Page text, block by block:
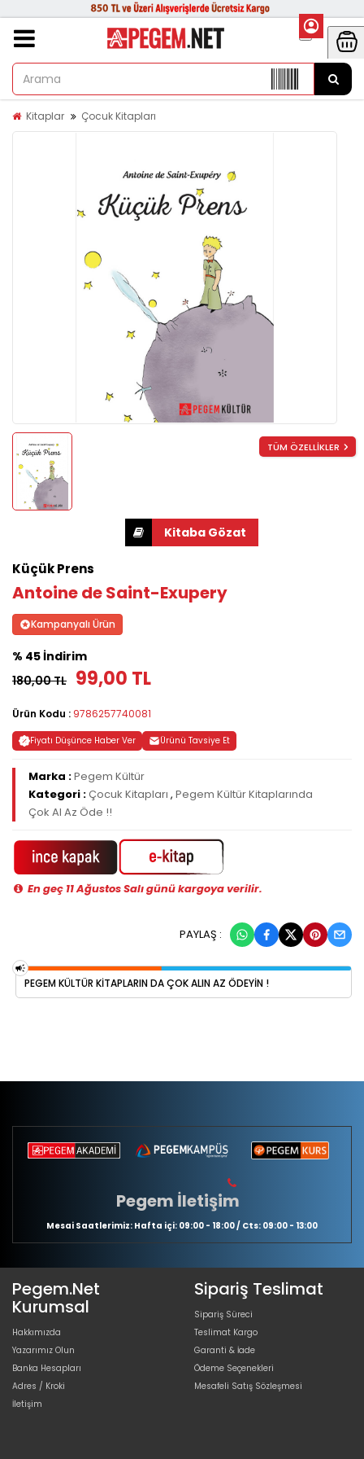
Kitaplar Çocuk Kitapları
TÜM ÖZELLİKLER
Küçük Prens
Antoine de Saint-Exupery
Kampanyalı Ürün
% 45 İndirim
180,00 TL 99,00 TL
Ürün Kodu : 9786257740081
Fiyatı Düşünce Haber Ver Ürünü Tavsiye Et
Marka :Pegem Kültür
Kategori :Çocuk Kitapları , Pegem Kültür Kitaplarında
Çok Al Az Öde !!
En geç 11 Ağustos Salı günü kargoya verilir.
PAYLAŞ :
PEGEM KÜLTÜR KITAPLARIN DA ÇOK ALIN AZ ÖDEYIN !
Pegem İletişim
Mesai Saatlerimiz: Hafta içi: 09:00 - 18:00 / Cts: 09:00 - 13:00
Pegem.Net
Kurumsal
Hakkımızda
Yazarımız Olun
Banka Hesapları
Adres / Kroki
İletişim
Sipariş Teslimat
Sipariş Süreci
Teslimat Kargo
Garanti & İade
Ödeme Seçenekleri
Mesafeli Satış Sözleşmesi